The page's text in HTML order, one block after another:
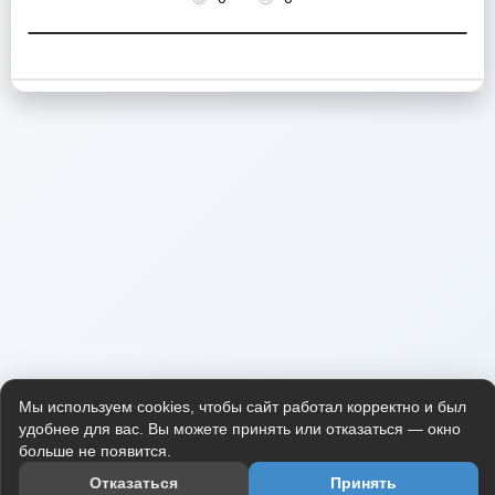
Мы используем cookies, чтобы сайт работал корректно и был
удобнее для вас. Вы можете принять или отказаться — окно
больше не появится.
Отказаться
Принять